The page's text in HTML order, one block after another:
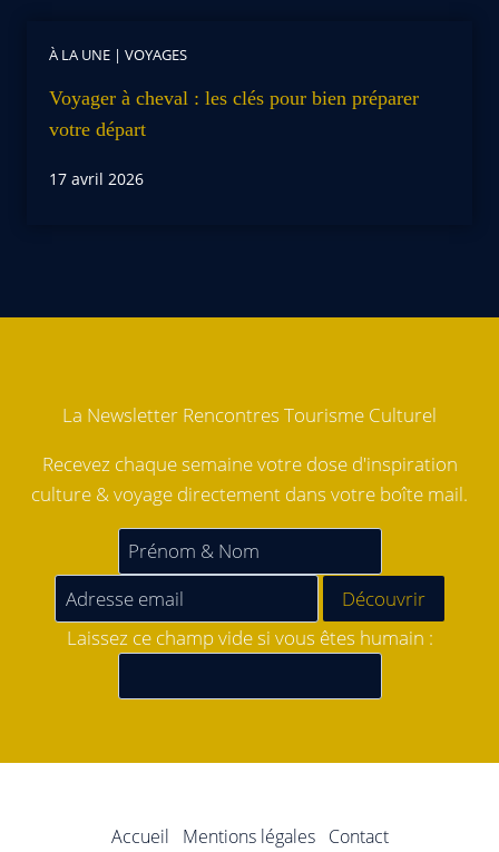
À LA UNE | VOYAGES
Voyager à cheval : les clés pour bien préparer
votre départ
17 avril 2026
La Newsletter Rencontres Tourisme Culturel
Recevez chaque semaine votre dose d'inspiration
culture & voyage directement dans votre boîte mail.
Laissez ce champ vide si vous êtes humain :
Accueil Mentions légales Contact